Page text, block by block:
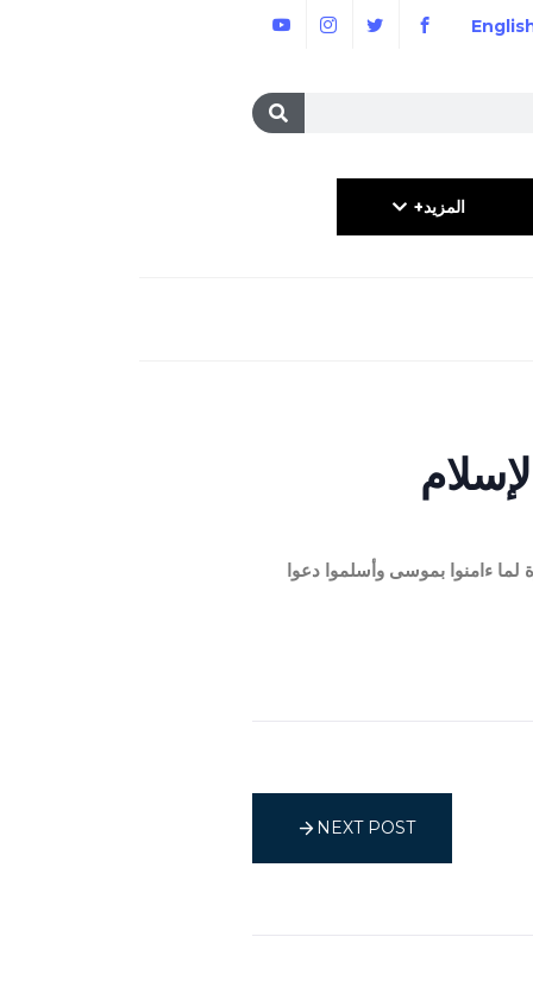
المزيد+
لما ءامنوا بموسى وأسلموا دعوا
NEXT POST